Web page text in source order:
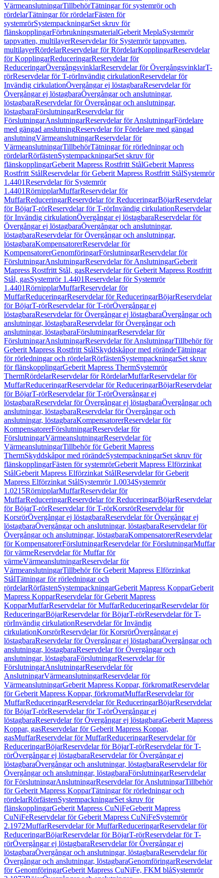
VärmeanslutningarTillbehörTätningar för systemrör och
rördelarTätningar för rördelarFästen för
systemrörSystempackningarSet skruv för
flänskopplingarFörbrukningsmaterialGeberit MeplaSystemrör
tappvatten, multilayerReservdelar för Systemrör tappvatten,
multilayerRördelarReservdelar för RördelarKopplingarReservdelar
för KopplingarReduceringarReservdelar för
ReduceringarÖvergångsvinklarReservdelar för ÖvergångsvinklarT-
rörReservdelar för T-rörInvändig cirkulationReservdelar för
Invändig cirkulationÖvergångar ej löstagbaraReservdelar för
Övergångar ej löstagbaraÖvergångar och anslutningar,
löstagbaraReservdelar för Övergångar och anslutningar,
löstagbaraFörslutningarReservdelar för
FörslutningarAnslutningarReservdelar för AnslutningarFördelare
med gängad anslutningReservdelar för Fördelare med gängad
anslutningVärmeanslutningarReservdelar för
VärmeanslutningarTillbehörTätningar för rörledningar och
rördelarRörfästenSystempackningarSet skruv för
flänskopplingarGeberit Mapress Rostfritt StålGeberit Mapress
Rostfritt StålReservdelar för Geberit Mapress Rostfritt StålSystemrör
1.4401Reservdelar för Systemrör
1.4401RörnipplarMuffarReservdelar för
MuffarReduceringarReservdelar för ReduceringarBöjarReservdelar
för BöjarT-rörReservdelar för T-rörInvändig cirkulationReservdelar
för Invändig cirkulationÖvergångar ej löstagbaraReservdelar för
Övergångar ej löstagbaraÖvergångar och anslutningar,
löstagbaraReservdelar för Övergångar och anslutningar,
löstagbaraKompensatorerReservdelar för
KompensatorerGenomföringarFörslutningarReservdelar för
FörslutningarAnslutningarReservdelar för AnslutningarGeberit
Mapress Rostfritt Stål, gasReservdelar för Geberit Mapress Rostfritt
Stål, gasSystemrör 1.4401Reservdelar för Systemrör
1.4401RörnipplarMuffarReservdelar för
MuffarReduceringarReservdelar för ReduceringarBöjarReservdelar
för BöjarT-rörReservdelar för T-rörÖvergångar ej
löstagbaraReservdelar för Övergångar ej löstagbaraÖvergångar och
anslutningar, löstagbaraReservdelar för Övergångar och
anslutningar, löstagbaraFörslutningarReservdelar för
FörslutningarAnslutningarReservdelar för AnslutningarTillbehör för
Geberit Mapress Rostfritt StålSkyddskåpor med rörändeTätningar
för rörledningar och rördelarRörfästenSystempackningarSet skruv
för flänskopplingarGeberit Mapress ThermSystemrör
ThermRördelarReservdelar för RördelarMuffarReservdelar för
MuffarReduceringarReservdelar för ReduceringarBöjarReservdelar
för BöjarT-rörReservdelar för T-rörÖvergångar ej
löstagbaraReservdelar för Övergångar ej löstagbaraÖvergångar och
anslutningar, löstagbaraReservdelar för Övergångar och
anslutningar, löstagbaraKompensatorerReservdelar för
KompensatorerFörslutningarReservdelar för
FörslutningarVärmeanslutningarReservdelar för
VärmeanslutningarTillbehör för Geberit Mapress
ThermSkyddskåpor med rörändeSystempackningarSet skruv för
flänskopplingarFästen för systemrörGeberit Mapress Elförzinkat
StålGeberit Mapress Elförzinkat StålReservdelar för Geberit
Mapress Elförzinkat StålSystemrör 1.0034Systemrör
1.0215RörnipplarMuffarReservdelar för
MuffarReduceringarReservdelar för ReduceringarBöjarReservdelar
för BöjarT-rörReservdelar för T-rörKorsrörReservdelar för
KorsrörÖvergångar ej löstagbaraReservdelar för Övergångar ej
löstagbaraÖvergångar och anslutningar, löstagbaraReservdelar för
Övergångar och anslutningar, löstagbaraKompensatorerReservdelar
för KompensatorerFörslutningarReservdelar för FörslutningarMuffar
för värmeReservdelar för Muffar för
värmeVärmeanslutningarReservdelar för
VärmeanslutningarTillbehör för Geberit Mapress Elförzinkat
StålTätningar för rörledningar och
rördelarRörfästenSystempackningarGeberit Mapress KopparGeberit
Mapress KopparReservdelar för Geberit Mapress
KopparMuffarReservdelar för MuffarReduceringarReservdelar för
ReduceringarBöjarReservdelar för BöjarT-rörReservdelar för T-
rörInvändig cirkulationReservdelar för Invändig
cirkulationKorsrörReservdelar för KorsrörÖvergångar ej
löstagbaraReservdelar för Övergångar ej löstagbaraÖvergångar och
anslutningar, löstagbaraReservdelar för Övergångar och
anslutningar, löstagbaraFörslutningarReservdelar för
FörslutningarAnslutningarReservdelar för
AnslutningarVärmeanslutningarReservdelar för
VärmeanslutningarGeberit Mapress Koppar, förkromatReservdelar
för Geberit Mapress Koppar, förkromatMuffarReservdelar för
MuffarReduceringarReservdelar för ReduceringarBöjarReservdelar
för BöjarT-rörReservdelar för T-rörÖvergångar ej
löstagbaraReservdelar för Övergångar ej löstagbaraGeberit Mapress
Koppar, gasReservdelar för Geberit Mapress Koppar,
gasMuffarReservdelar för MuffarReduceringarReservdelar för
ReduceringarBöjarReservdelar för BöjarT-rörReservdelar för T-
rörÖvergångar ej löstagbaraReservdelar för Övergångar ej
löstagbaraÖvergångar och anslutningar, löstagbaraReservdelar för
Övergångar och anslutningar, löstagbaraFörslutningarReservdelar
för FörslutningarAnslutningarReservdelar för AnslutningarTillbehör
för Geberit Mapress KopparTätningar för rörledningar och
rördelarRörfästenSystempackningarSet skruv för
flänskopplingarGeberit Mapress CuNiFeGeberit Mapress
CuNiFeReservdelar för Geberit Mapress CuNiFeSystemrör
2.1972MuffarReservdelar för MuffarReduceringarReservdelar för
ReduceringarBöjarReservdelar för BöjarT-rörReservdelar för T-
rörÖvergångar ej löstagbaraReservdelar för Övergångar ej
löstagbaraÖvergångar och anslutningar, löstagbaraReservdelar för
Övergångar och anslutningar, löstagbaraGenomföringarReservdelar
för GenomföringarGeberit Mapress CuNiFe, FKM blåSystemrör